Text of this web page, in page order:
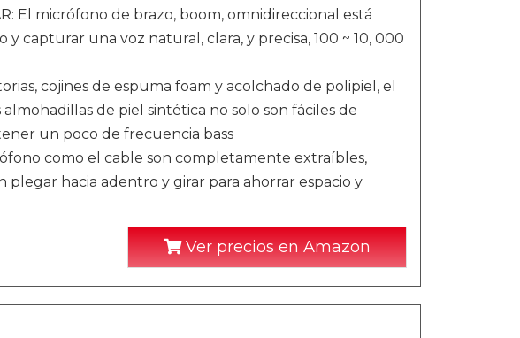
El micrófono de brazo, boom, omnidireccional está
capturar una voz natural, clara, y precisa, 100 ~ 10, 000
cojines de espuma foam y acolchado de polipiel, el
de piel sintética no solo son fáciles de
un poco de frecuencia bass
como el cable son completamente extraíbles,
hacia adentro y girar para ahorrar espacio y
Ver precios en Amazon